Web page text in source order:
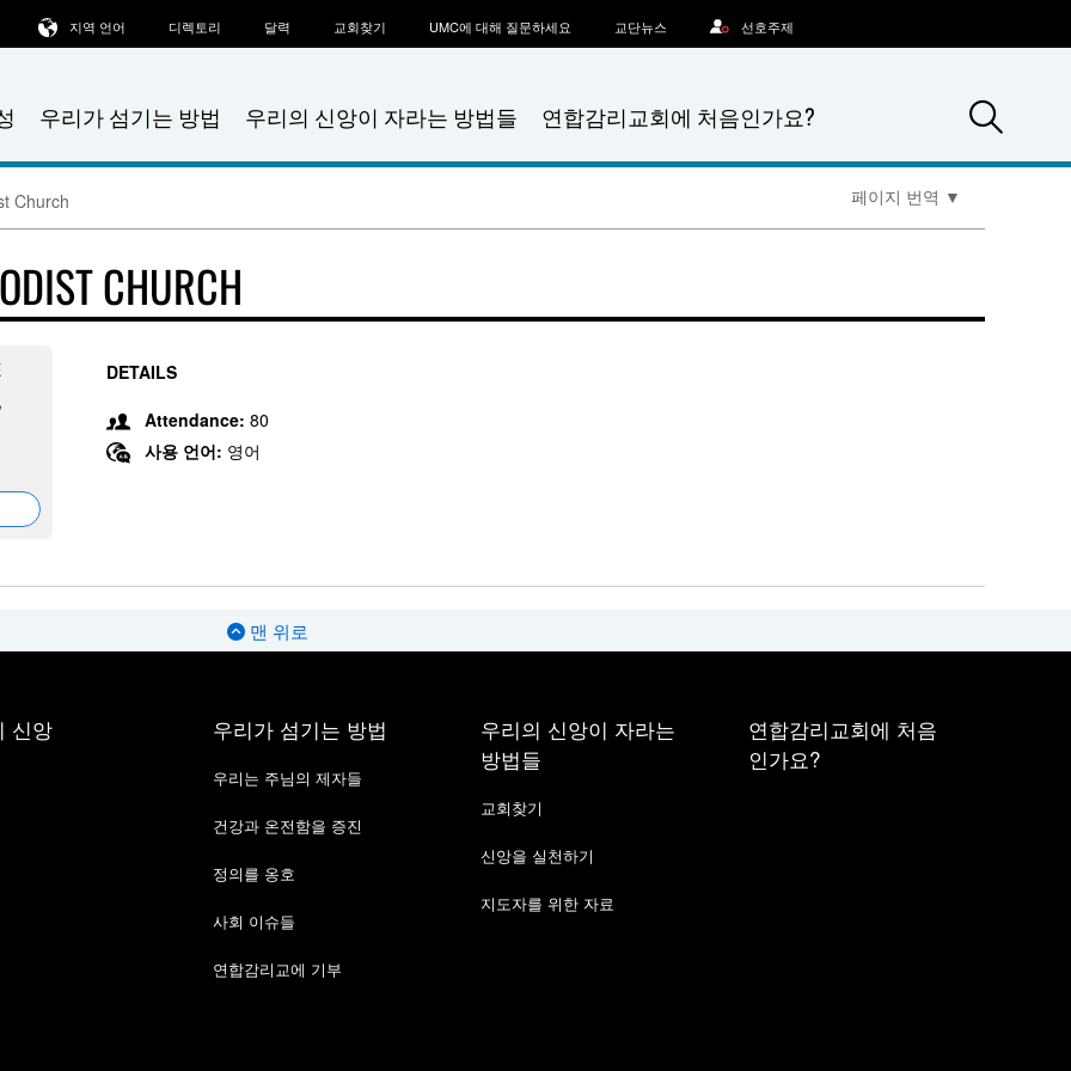
우리가 섬기는 방법 우리의 신앙이 자라는 방법들 연합감리교회에 처음인가요?
지역 언어 디렉토리 달력 교회찾기 UMC에 대해 질문하세요 교단뉴스 선호주제
Church 페이지 번역 ▼
CHURCH
DETAILS
Attendance: 80
사용 언어: 영어
맨 위로
신앙 우리가 섬기는 방법
우리는 주님의 제자들
건강과 온전함을 증진
정의를 옹호
사회 이슈들
연합감리교에 기부
우리의 신앙이 자라는
방법들
교회찾기
신앙을 실천하기
지도자를 위한 자료
연합감리교회에 처음
인가요?